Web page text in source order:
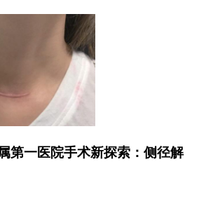
第一医院手术新探索：侧径解